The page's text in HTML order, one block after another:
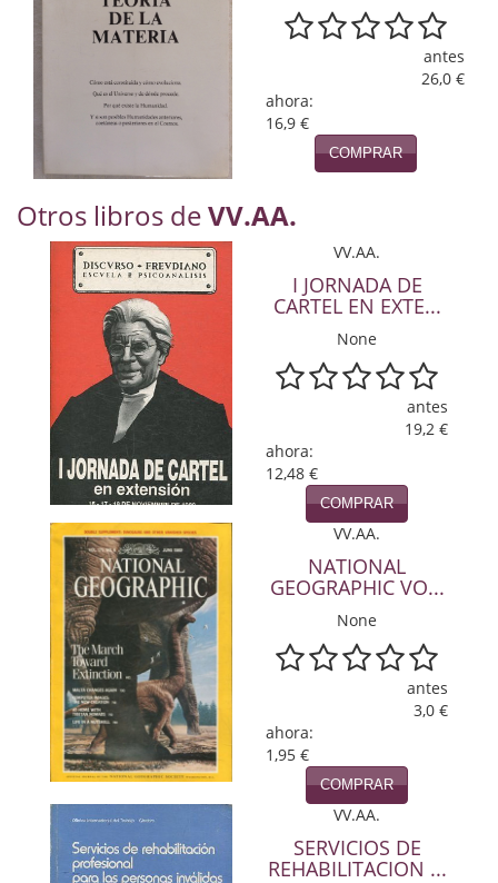
Novela fantástica
Novela romántica
Otros idiomas
Papás, Mamás, bebés...
Papás, Mamás, Bebés...
Papás, Mamás, Bebés…
Poesía
Política
Psicología. Educación
Religión
Revistas
Segunda Guerra Mundial
Sobre Madrid
Teatro
Tema Local
antes
26,0 €
ahora:
16,9 €
COMPRAR
Otros libros deVV.AA.
VV.AA.
I JORNADA DE
CARTEL EN EXTE...
None
antes
19,2 €
ahora:
12,48 €
COMPRAR
VV.AA.
NATIONAL
GEOGRAPHIC VO...
None
antes
3,0 €
ahora:
1,95 €
COMPRAR
VV.AA.
SERVICIOS DE
REHABILITACION ...